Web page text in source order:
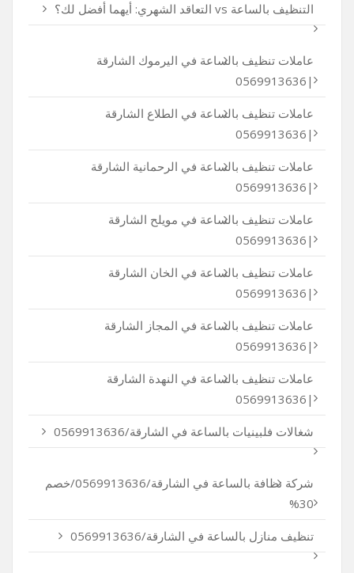
التنظيف بالساعة vs التعاقد الشهري: أيهما أفضل لك؟
عاملات تنظيف بالساعة في اليرموك الشارقة
|0569913636
عاملات تنظيف بالساعة في الطلاع الشارقة
|0569913636
عاملات تنظيف بالساعة في الرحمانية الشارقة
|0569913636
عاملات تنظيف بالساعة في مويلح الشارقة
|0569913636
عاملات تنظيف بالساعة في الخان الشارقة
|0569913636
عاملات تنظيف بالساعة في المجاز الشارقة
|0569913636
عاملات تنظيف بالساعة في النهدة الشارقة
|0569913636
شغالات فلبينيات بالساعة في الشارقة/0569913636
شركة نظافة بالساعة في الشارقة/0569913636/خصم
30%
تنظيف منازل بالساعة في الشارقة/0569913636